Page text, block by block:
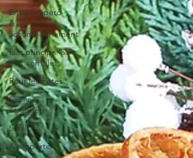
Entrée, apéro
&
accompagnement
Plat principal &
plat complet
Pour les Fêtes
Cuisine
étrangère
Simili
À emporter